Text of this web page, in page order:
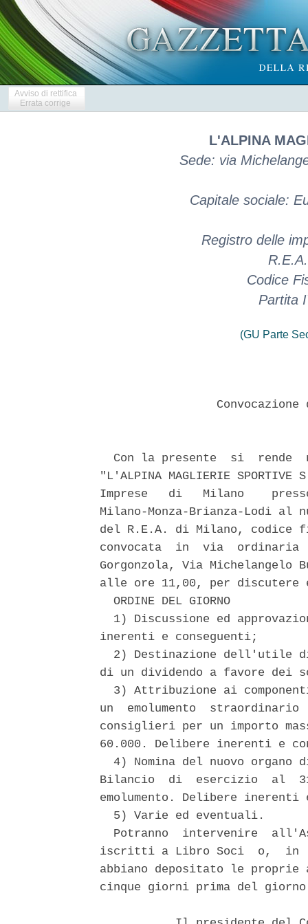
Avviso di rettifica
Errata corrige
L'ALPINA
Sede: via
Capitale sociale:
Registro delle
Codice
Partita
(GU Parte
Con la presente  si  rende
"L'ALPINA MAGLIERIE
Imprese   di   Milano
Milano-Monza-Brianza-Lodi al
del R.E.A. di Milano, codice
convocata  in  via
Gorgonzola, Via
alle ore 11,00, per discutere
  ORDINE DEL GIORNO
1) Discussione ed
inerenti e conseguenti;
2) Destinazione dell'utile
di un dividendo a favore dei
3) Attribuzione ai
un  emolumento
consiglieri per un importo
60.000. Delibere inerenti e
4) Nomina del nuovo organo
Bilancio  di  esercizio  al
emolumento. Delibere
  5) Varie ed eventuali.
Potranno  intervenire
iscritti a Libro Soci  o,  in
abbiano depositato le
cinque giorni prima del